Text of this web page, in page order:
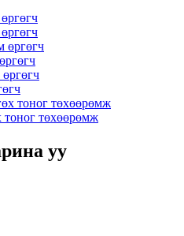
өргөгч
тоног төхөөрөмж
тоног төхөөрөмж
уу